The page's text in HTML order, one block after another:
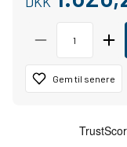
Gem til senere